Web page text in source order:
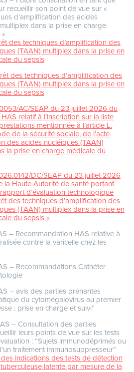
recueillir son point de vue sur «
d’amplification des acides
dans la prise en charge
des techniques d’amplification des
(TAAN) multiplex dans la prise en
du sepsis
des techniques d’amplification des
(TAAN) multiplex dans la prise en
du sepsis
AC/SEAP du 23 juillet 2026 du
relatif à l’inscription sur la liste
mentionnée à l’article L.
de la sécurité sociale, de l’acte
des acides nucléiques (TAAN)
la prise en charge médicale du
DC/SEAP du 23 juillet 2026
la Haute Autorité de santé portant
d’évaluation technologique
des techniques d’amplification des
(TAAN) multiplex dans la prise en
du sepsis »
– Recommandation HAS relative à
contre la varicelle chez les
– Recommandations Cathéter
– avis des parties prenantes
du cytomégalovirus au premier
: prise en charge et suivi”
– Consultation des parties
leurs points de vue sur les tests
: “Sujets immunodéprimés ou
traitement immunosuppresseur”
indications des tests de détection
latente par mesure de la